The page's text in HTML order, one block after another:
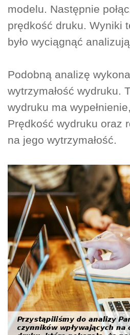
modelu. Następnie
prędkość druku. Wyniki
było wyciągnąć
Podobną analizę
wytrzymałość wydruku.
wydruku ma
Prędkość wydruku oraz
na jego wytrzymałość.